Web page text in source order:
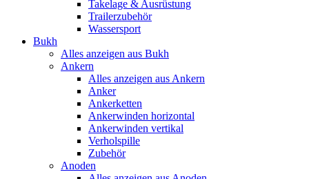
Takelage & Ausrüstung
Trailerzubehör
Wassersport
Bukh
Alles anzeigen aus Bukh
Ankern
Alles anzeigen aus Ankern
Anker
Ankerketten
Ankerwinden horizontal
Ankerwinden vertikal
Verholspille
Zubehör
Anoden